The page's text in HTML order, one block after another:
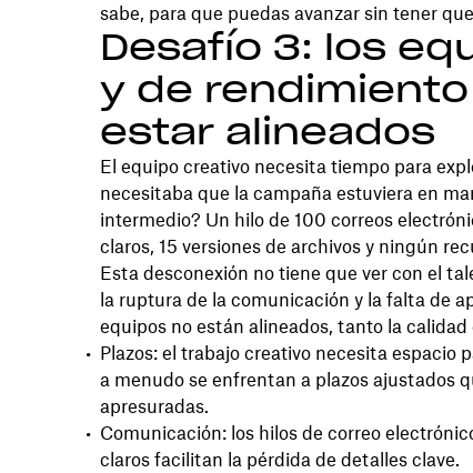
sabe, para que puedas avanzar sin tener
Desafío 3: los
y de
estar alineados
El equipo creativo necesita tiempo para
necesitaba que la campaña estuviera en
intermedio? Un hilo de 100 correos
claros, 15 versiones de archivos y ningún
Esta desconexión no tiene que ver con el
la ruptura de la comunicación y la falta de
equipos no están alineados, tanto la
Plazos: el trabajo creativo necesita espacio
a menudo se enfrentan a plazos ajustados
apresuradas.
Comunicación: los hilos de correo
claros facilitan la pérdida de detalles clave.